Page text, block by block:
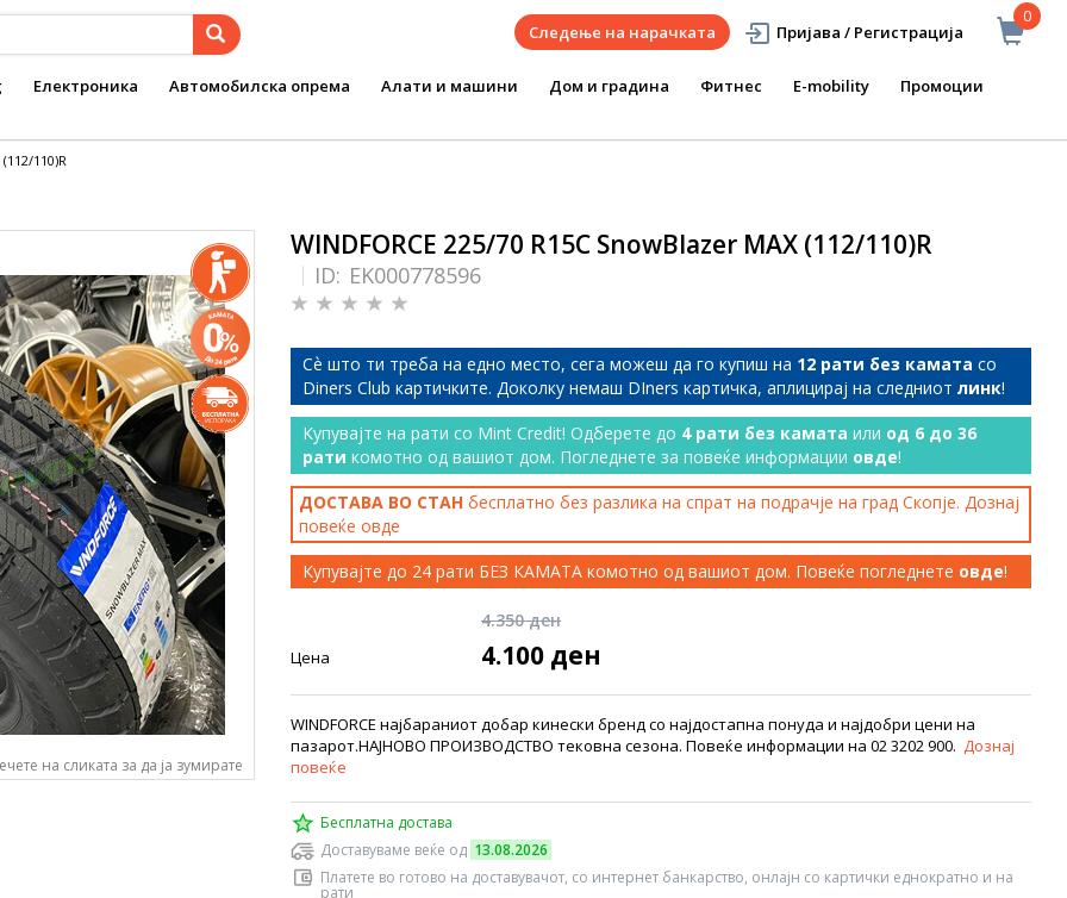
0
Следење на нарачката Пријава / Регистрација
Електроника Автомобилска опрема Алати и машини Дом и градина Фитнес E-mobility Промоции
110)R
на сликата за да ја зумирате
WINDFORCE 225/70 R15C SnowBlazer MAX (112/110)R
ID: EK000778596
Сѐ што ти треба на едно место, сега можеш да го купиш на 12 рати без камата со
Diners Club картичките. Доколку немаш DIners картичка, аплицирај на следниот линк!
Купувајте на рати со Mint Credit! Одберете до 4 рати без камата или од 6 до 36
рати комотно од вашиот дом. Погледнете за повеќе информации овде!
ДОСТАВА ВО СТАН бесплатно без разлика на спрат на подрачје на град Скопје. Дознај
повеќе овде
Купувајте до 24 рати БЕЗ КАМАТА комотно од вашиот дом. Повеќе погледнете овде!
4.350 ден
Цена 4.100 ден
WINDFORCE најбараниот добар кинески бренд со најдостапна понуда и најдобри цени на
пазарот.НАЈНОВО ПРОИЗВОДСТВО тековна сезона. Повеќе информации на 02 3202 900. Дознај
повеќе
Бесплатна достава
Доставуваме веќе од 13.08.2026
Платете во готово на доставувачот, со интернет банкарство, онлајн со картички еднократно и на
рати